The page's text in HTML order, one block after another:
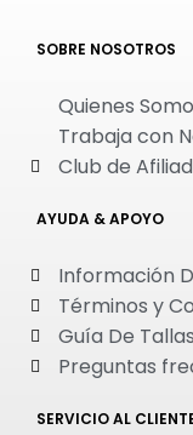
SOBRE NOSOTROS
Quienes
Trabaja con
Club de
AYUDA & APOYO
Información
Términos y
Guía De Tallas
Preguntas
SERVICIO AL